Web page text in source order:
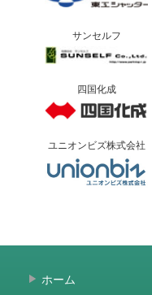
サンセルフ
四国化成
ユニオンビズ株式会社
ホーム